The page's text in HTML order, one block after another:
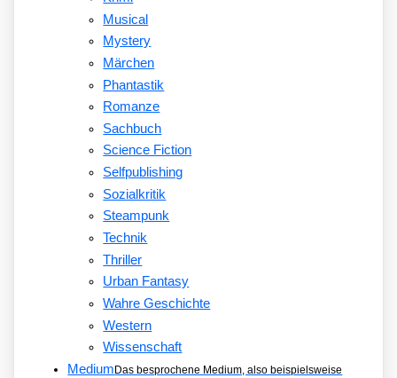
Musical
Mystery
Märchen
Phantastik
Romanze
Sachbuch
Science Fiction
Selfpublishing
Sozialkritik
Steampunk
Technik
Thriller
Urban Fantasy
Wahre Geschichte
Western
Wissenschaft
MediumDas besprochene Medium, also beispielsweise